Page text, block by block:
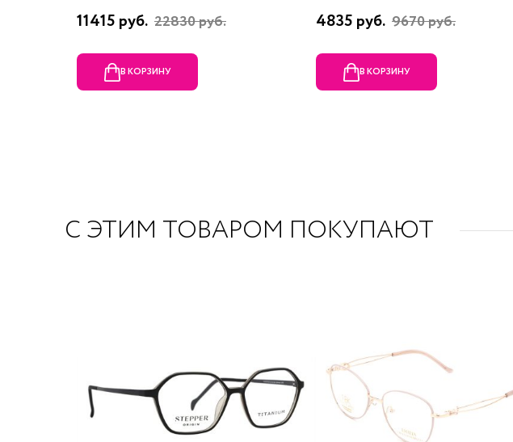
11415 руб. 22830 руб.
В КОРЗИНУ
4835 руб. 9670 руб.
В КОРЗИНУ
С ЭТИМ ТОВАРОМ ПОКУПАЮТ